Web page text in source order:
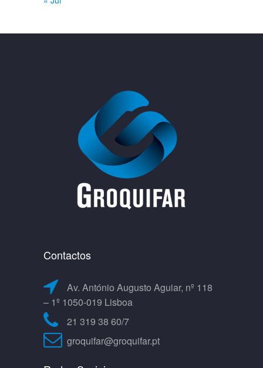
Contactos
Av. António Augusto Aguiar, nº 118
– 1º 1050-019 Lisboa
21 319 38 60/7
groquifar@groquifar.pt